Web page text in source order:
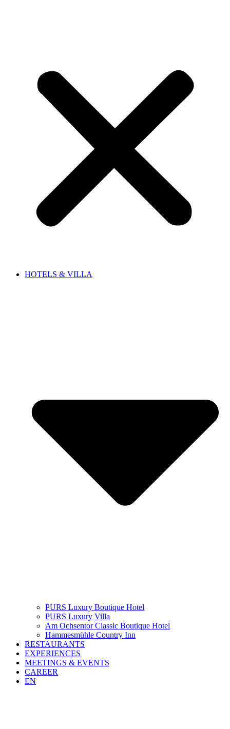
HOTELS & VILLA
PURS Luxury Boutique Hotel
PURS Luxury Villa
Am Ochsentor Classic Boutique Hotel
Hammesmühle Country Inn
RESTAURANTS
EXPERIENCES
MEETINGS & EVENTS
CAREER
EN